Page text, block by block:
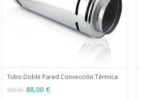
VER OPCIONES
Tubo Doble Pared Convección Térmica
desde 88,00 €